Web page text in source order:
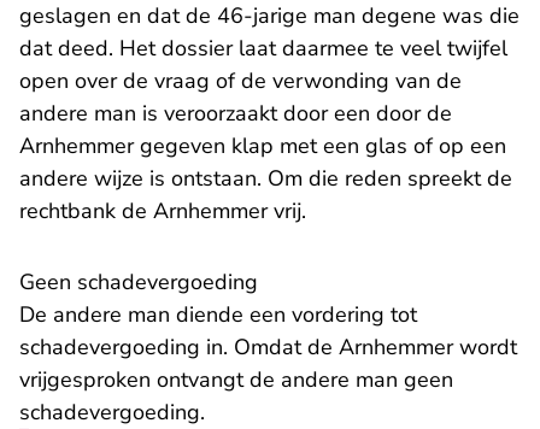
geslagen en dat de 46-jarige man degene was die
dat deed. Het dossier laat daarmee te veel twijfel
open over de vraag of de verwonding van de
andere man is veroorzaakt door een door de
Arnhemmer gegeven klap met een glas of op een
andere wijze is ontstaan. Om die reden spreekt de
rechtbank de Arnhemmer vrij.
​Geen schadevergoeding
De andere man diende een vordering tot
schadevergoeding in. Omdat de Arnhemmer wordt
vrijgesproken ontvangt de andere man geen
schadevergoeding.